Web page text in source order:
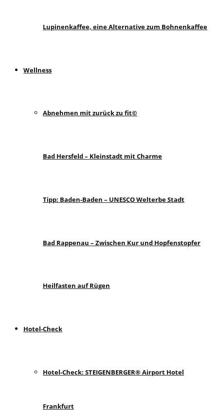
Lupinenkaffee, eine Alternative zum Bohnenkaffee
Wellness
Abnehmen mit zurück zu fit©
Bad Hersfeld – Kleinstadt mit Charme
Tipp: Baden-Baden – UNESCO Welterbe Stadt
Bad Rappenau – Zwischen Kur und Hopfenstopfer
Heilfasten auf Rügen
Hotel-Check
Hotel-Check: STEIGENBERGER® Airport Hotel
Frankfurt